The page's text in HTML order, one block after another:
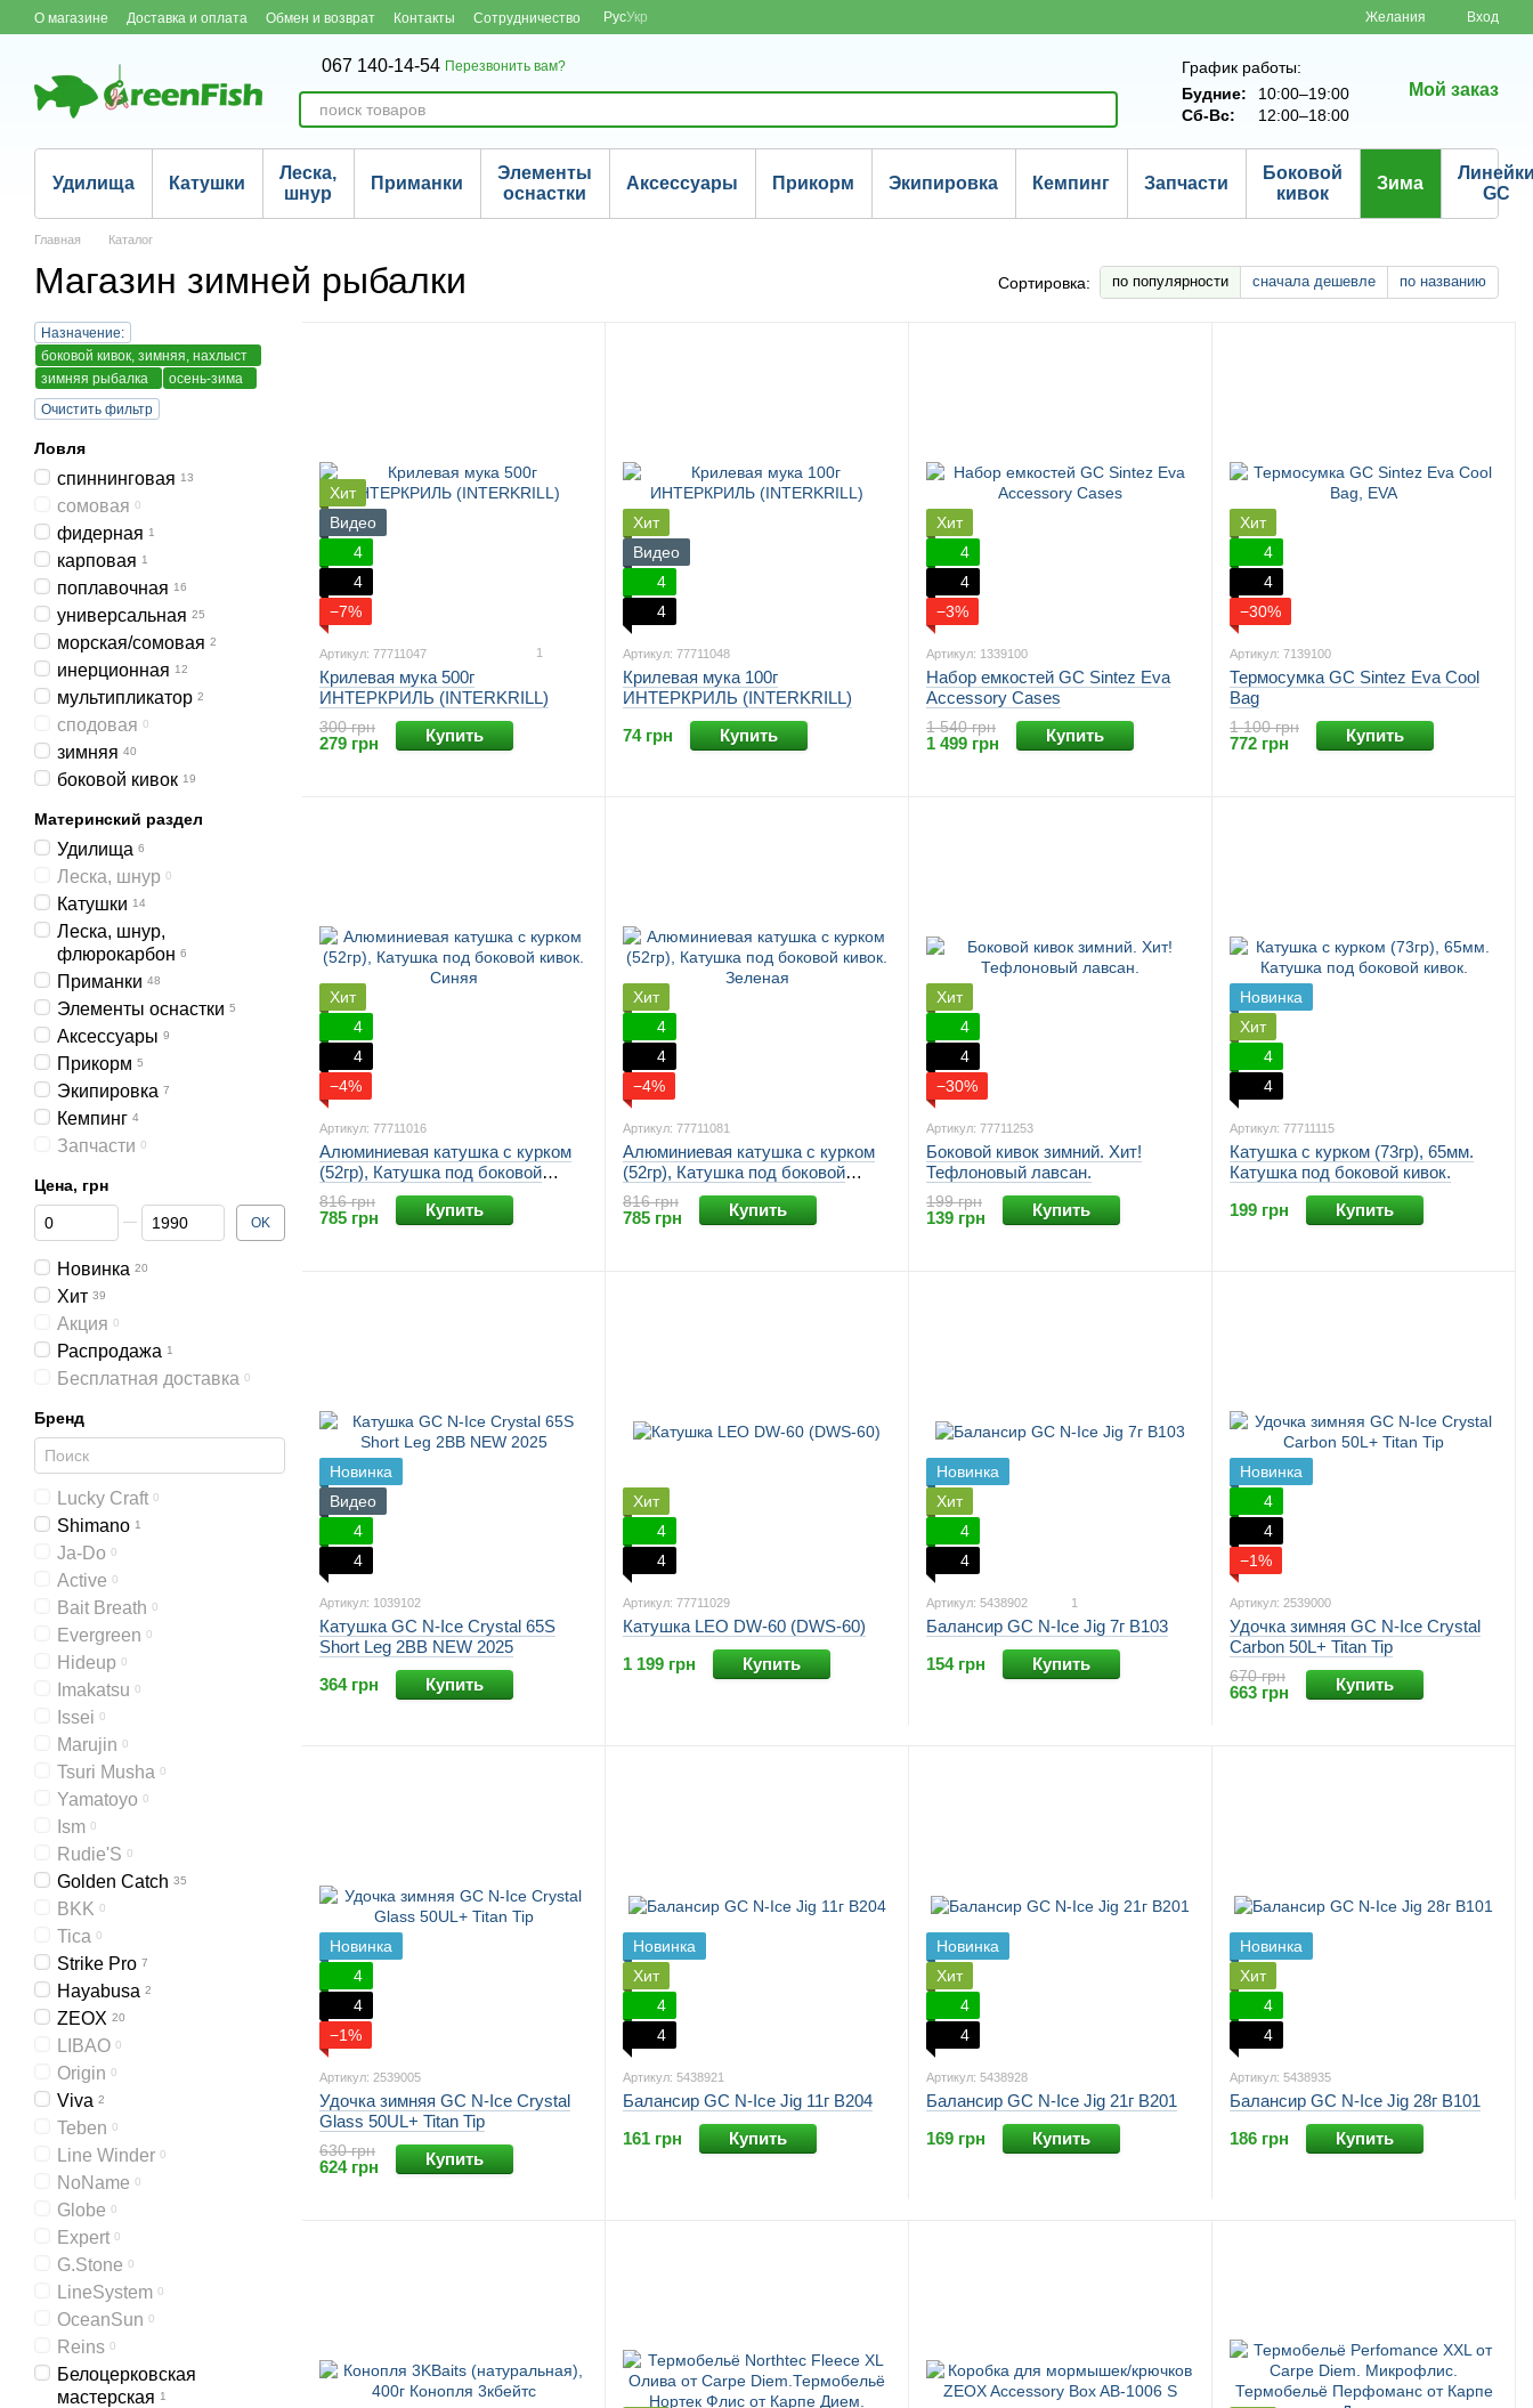
Перейти к основному контенту
О магазине Доставка и оплата Обмен и возврат Контакты Сотрудничество РусУкр Желания Вход
067 140-14-54 Перезвонить вам?
График работы:
Будние:
10:00–19:00
Сб-Вс:
12:00–18:00
Мой заказ
Удилища Катушки
Леска,
шнур
Приманки
Элементы
оснастки
Аксессуары Прикорм Экипировка Кемпинг Запчасти
Боковой
кивок
Зима
GC
Главная Каталог
Магазин зимней рыбалки Сортировка: по популярности сначала дешевле по названию
Хит
Видео
4
4
−7%
Артикул: 77711047 1
Крилевая мука 500г
ИНТЕРКРИЛЬ (INTERKRILL)
300 грн
279 грн Купить
Хит
Видео
4
4
Артикул: 77711048
Крилевая мука 100г
ИНТЕРКРИЛЬ (INTERKRILL)
74 грн
Купить
Хит
4
4
−3%
Артикул: 1339100
Набор емкостей GC Sintez Eva
Accessory Cases
1 540 грн
1 499 грн Купить
Хит
4
4
−30%
Артикул: 7139100
Термосумка GC Sintez Eva Cool
Bag
1 100 грн
772 грн Купить
Хит
4
4
−4%
Артикул: 77711016
Алюминиевая катушка с курком
(52гр), Катушка под боковой
кивок. Синяя
816 грн
785 грн Купить
Хит
4
4
−4%
Артикул: 77711081
Алюминиевая катушка с курком
(52гр), Катушка под боковой
кивок. Зеленая
816 грн
785 грн Купить
Хит
4
4
−30%
Артикул: 77711253
Боковой кивок зимний. Хит!
Тефлоновый лавсан.
199 грн
139 грн Купить
Новинка
Хит
4
4
Артикул: 77711115
Катушка с курком (73гр), 65мм.
Катушка под боковой кивок.
199 грн
Купить
Новинка
Видео
4
4
Артикул: 1039102
Катушка GC N-Ice Crystal 65S
Short Leg 2BB NEW 2025
364 грн
Купить
Хит
4
4
Артикул: 77711029
Катушка LEO DW-60 (DWS-60)
1 199 грн
Купить
Новинка
Хит
4
4
Артикул: 5438902 1
Балансир GC N-Ice Jig 7г B103
154 грн
Купить
Новинка
4
4
−1%
Артикул: 2539000
Удочка зимняя GC N-Ice Crystal
Carbon 50L+ Titan Tip
670 грн
663 грн Купить
Новинка
4
4
−1%
Артикул: 2539005
Удочка зимняя GC N-Ice Crystal
Glass 50UL+ Titan Tip
630 грн
624 грн Купить
Новинка
Хит
4
4
Артикул: 5438921
Балансир GC N-Ice Jig 11г B204
161 грн
Купить
Новинка
Хит
4
4
Артикул: 5438928
Балансир GC N-Ice Jig 21г B201
169 грн
Купить
Новинка
Хит
4
4
Артикул: 5438935
Балансир GC N-Ice Jig 28г B101
186 грн
Купить
Назначение:
боковой кивок, зимняя, нахлыст
зимняя рыбалка
осень-зима
Очистить фильтр
Ловля
спиннинговая 13
сомовая 0
фидерная 1
карповая 1
поплавочная 16
универсальная 25
морская/сомовая 2
инерционная 12
мультипликатор 2
сподовая 0
зимняя 40
боковой кивок 19
Материнский раздел
Удилища 6
Леска, шнур 0
Катушки 14
Леска, шнур,
флюрокарбон 6
Приманки 48
Элементы оснастки 5
Аксессуары 9
Прикорм 5
Экипировка 7
Кемпинг 4
Запчасти 0
Цена, грн
От Цена, грн
До Цена, грн OK
Новинка 20
Хит 39
Акция 0
Распродажа 1
Бесплатная доставка 0
Бренд
Lucky Craft 0
Shimano 1
Ja-Do 0
Active 0
Bait Breath 0
Evergreen 0
Hideup 0
Imakatsu 0
Issei 0
Marujin 0
Tsuri Musha 0
Yamatoyo 0
Ism 0
Rudie'S 0
Golden Catch 35
BKK 0
Tica 0
Strike Pro 7
Hayabusa 2
ZEOX 20
LIBAO 0
Origin 0
Viva 2
Teben 0
Line Winder 0
NoName 0
Globe 0
Expert 0
G.Stone 0
LineSystem 0
OceanSun 0
Reins 0
Белоцерковская
мастерская 1